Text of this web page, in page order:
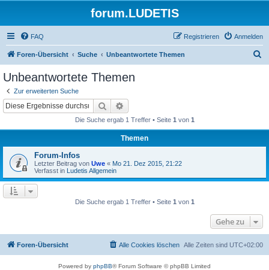
forum.LUDETIS
FAQ Anmelden
Registrieren
Foren-Übersicht Suche Unbeantwortete Themen
Unbeantwortete Themen
Zur erweiterten Suche
Suche
Die Suche ergab 1 Treffer • Seite 1 von 1
Themen
Forum-Infos
Letzter Beitrag von Uwe « Mo 21. Dez 2015, 21:22
Verfasst in Ludetis Allgemein
Die Suche ergab 1 Treffer • Seite 1 von 1
Gehe zu
Foren-Übersicht Alle Zeiten sind UTC+02:00
Alle Cookies löschen
Powered by phpBB® Forum Software © phpBB Limited